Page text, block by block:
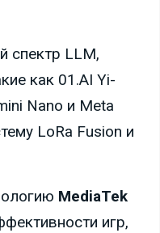
спектр LLM,
как 01.AI Yi-
Nano и Meta
LoRa Fusion и
MediaTek
игр,